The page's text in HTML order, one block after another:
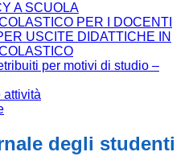
A SCUOLA
PER I DOCENTI
USCITE DIDATTICHE IN
per motivi di studio –
attività
degli studenti